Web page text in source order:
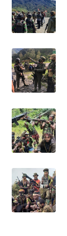
WN
TANJUNG
WN
KARO
SIMALUNGUN
WN
LABUHANBATU
WN
TAPANULI
TENGAH